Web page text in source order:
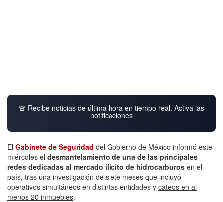
🚨 Recibe noticias de última hora en tiempo real. Activa las
notificaciones
El Gabinete de Seguridad del Gobierno de México informó este
miércoles el desmantelamiento de una de las principales
redes dedicadas al mercado ilícito de hidrocarburos en el
país, tras una investigación de siete meses que incluyó
operativos simultáneos en distintas entidades y cateos en al
menos 20 inmuebles.